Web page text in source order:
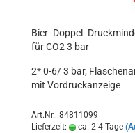
Bier- Doppel-
für CO2 3 bar
2* 0-6/ 3 bar,
mit Vordruckanzeige
Art.Nr.: 84811099
Lieferzeit:
ca. 2-4 Tage